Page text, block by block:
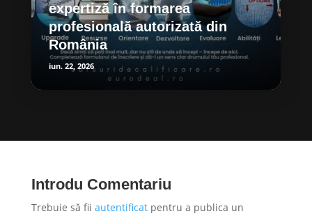
expertiză în formarea
profesională autorizată din
România
iun. 22, 2026
Introdu Comentariu
Trebuie să fii autentificatpentru a publica un